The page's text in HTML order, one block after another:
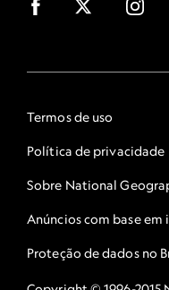
Termos de uso
Política de privacidade
Sobre National
Anúncios com base em
Proteção de dados no